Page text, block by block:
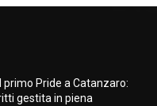
primo Pride a Catanzaro:
gestita in piena